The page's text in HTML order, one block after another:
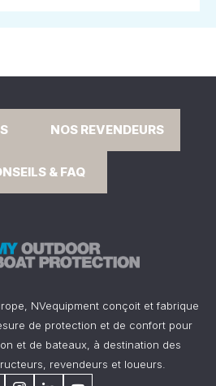
NOS REVENDEURS
& FAQ
NVequipment conçoit et fabrique
de protection et de confort pour
et de bateaux, à destination des
revendeurs et loueurs.